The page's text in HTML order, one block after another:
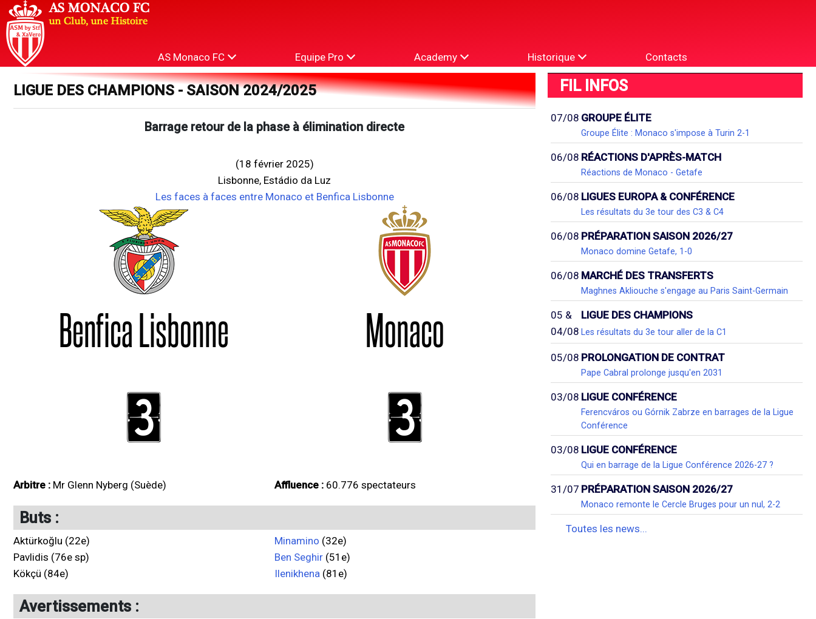
AS Monaco FC Equipe Pro Academy Historique Contacts
LIGUE DES CHAMPIONS - SAISON 2024/2025
Barrage retour de la phase à élimination directe
(18 février 2025)
Lisbonne, Estádio da Luz
Les faces à faces entre Monaco et Benfica Lisbonne
Benfica Lisbonne Monaco
3 3
Arbitre : Mr Glenn Nyberg (Suède) Affluence : 60.776 spectateurs
Buts :
Aktürkoğlu (22e)
Pavlidis (76e sp)
Kökçü (84e)
Minamino (32e)
Ben Seghir (51e)
Ilenikhena (81e)
Avertissements :
FIL INFOS
07/08 GROUPE ÉLITE
Groupe Élite : Monaco s'impose à Turin 2-1
06/08 RÉACTIONS D'APRÈS-MATCH
Réactions de Monaco - Getafe
06/08 LIGUES EUROPA & CONFÉRENCE
Les résultats du 3e tour des C3 & C4
06/08 PRÉPARATION SAISON 2026/27
Monaco domine Getafe, 1-0
06/08 MARCHÉ DES TRANSFERTS
Maghnes Akliouche s'engage au Paris Saint-Germain
05 &
04/08
LIGUE DES CHAMPIONS
Les résultats du 3e tour aller de la C1
05/08 PROLONGATION DE CONTRAT
Pape Cabral prolonge jusqu'en 2031
03/08 LIGUE CONFÉRENCE
Ferencváros ou Górnik Zabrze en barrages de la Ligue
Conférence
03/08 LIGUE CONFÉRENCE
Qui en barrage de la Ligue Conférence 2026-27 ?
31/07 PRÉPARATION SAISON 2026/27
Monaco remonte le Cercle Bruges pour un nul, 2-2
Toutes les news...